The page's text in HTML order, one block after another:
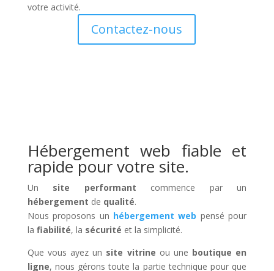
votre activité.
Contactez-nous
Hébergement web fiable et
rapide pour votre site.
Un site performant commence par un
hébergement de qualité.
Nous proposons un hébergement web pensé pour
la fiabilité, la sécurité et la simplicité.
Que vous ayez un site vitrine ou une boutique en
ligne, nous gérons toute la partie technique pour que